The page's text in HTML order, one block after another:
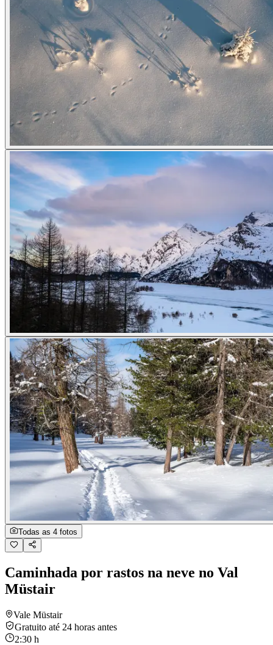
Todas as 4 fotos
Caminhada por rastos na neve no Val
Müstair
Vale Müstair
Gratuito até 24 horas antes
2:30 h